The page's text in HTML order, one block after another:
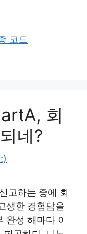
코드
회
네?
고하는 중에 회
생한 경험담을
완성 해마다 이